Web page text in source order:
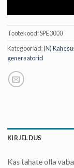
Tootekood:SPE3000
Kategooriad:(N)
generaatorid
KIRJELDUS
Kas tahate olla